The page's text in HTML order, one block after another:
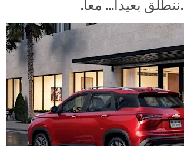
.ننطلق بعيداً... معاً.